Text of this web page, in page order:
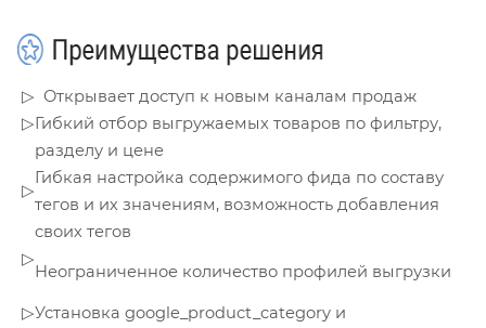
▷ Открывает доступ к новым каналам продаж
▷Гибкий отбор выгружаемых товаров по фильтру,
разделу и цене
▷
Гибкая настройка содержимого фида по составу
тегов и их значениям, возможность добавления
своих тегов
▷
Неограниченное количество профилей выгрузки
▷Установка google_product_category и